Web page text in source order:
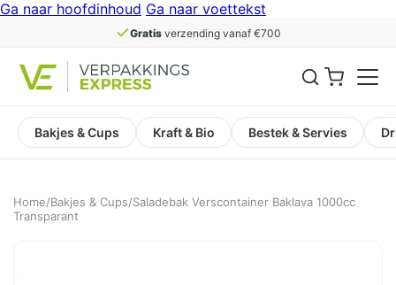
Ga naar hoofdinhoud Ga naar voettekst
Gratisverzending vanaf €700
Bakjes & Cups Kraft & Bio Bestek & Servies
Home/Bakjes & Cups/Saladebak Verscontainer Baklava 1000cc
Transparant